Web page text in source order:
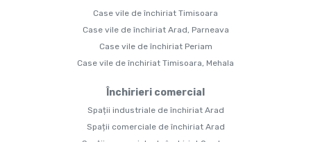
Case vile de închiriat Timisoara
Case vile de închiriat Arad, Parneava
Case vile de închiriat Periam
Case vile de închiriat Timisoara, Mehala
Închirieri comercial
Spații industriale de închiriat Arad
Spații comerciale de închiriat Arad